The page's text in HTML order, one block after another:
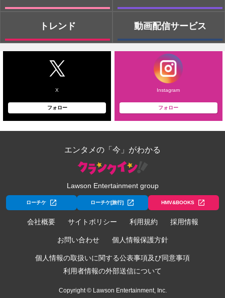
トレンド 動画配信サービス
X
フォロー
Instagram
フォロー
エンタメの「今」がわかる
Lawson Entertainment group
ローチケ ローチケ[旅行] HMV&BOOKS
会社概要 サイトポリシー 利用規約 採用情報
お問い合わせ 個人情報保護方針
個人情報の取扱いに関する公表事項及び同意事項
利用者情報の外部送信について
Copyright © Lawson Entertainment, Inc.